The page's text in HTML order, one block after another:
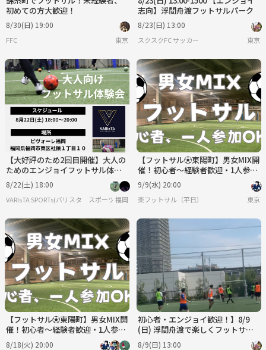
初めての方大歓迎！
8/30(日) 19:00
FFC 東京
志向】浮間舟渡フットサルパーク
8/23(日) 13:00
スクスクFC サッカー 東京
【大好評のため2回目開催】大人の
ためのエンジョイフットサル体験
会⚽【初心者・一人参加大歓迎】
8/22(土) 18:00
VARIsTA SPORTs(バリスタ スポーツ)福岡
【フットサル⚽東陽町】男女MIX開
催！初心者〜経験者歓迎・1人参加
OK♪室内人工芝！
9/9(水) 20:00
楽フットサル（平日） 東京
【フットサル⚽東陽町】男女MIX開
催！初心者〜経験者歓迎・1人参加
OK♪室内人工芝！
8/18(火) 20:00
初心者・エンジョイ歓迎！】8/9
(日) 浮間舟渡で楽しくフットサ
ル！⚽️
8/9(日) 13:00